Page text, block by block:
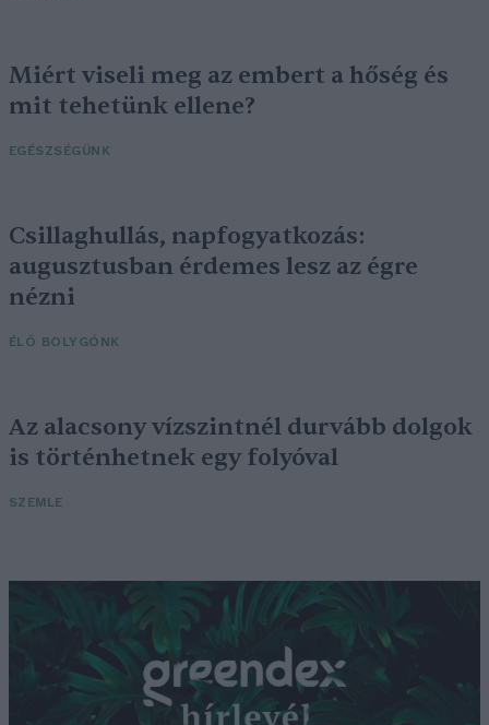
Miért viseli meg az embert a hőség és
mit tehetünk ellene?
EGÉSZSÉGÜNK
Csillaghullás, napfogyatkozás:
augusztusban érdemes lesz az égre
nézni
ÉLŐ BOLYGÓNK
Az alacsony vízszintnél durvább dolgok
is történhetnek egy folyóval
SZEMLE